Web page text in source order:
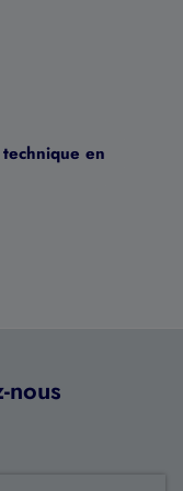
en
nous